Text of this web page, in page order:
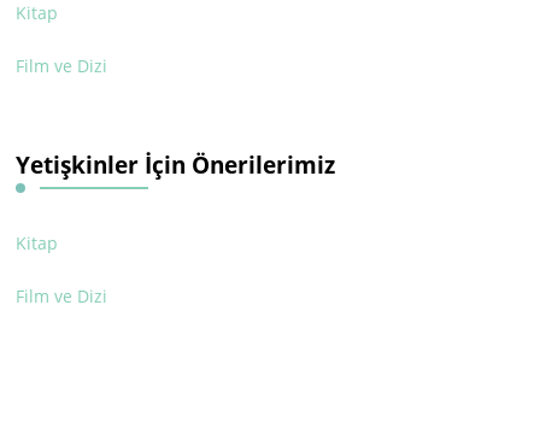
Kitap
Film ve Dizi
Yetişkinler İçin Önerilerimiz
Kitap
Film ve Dizi